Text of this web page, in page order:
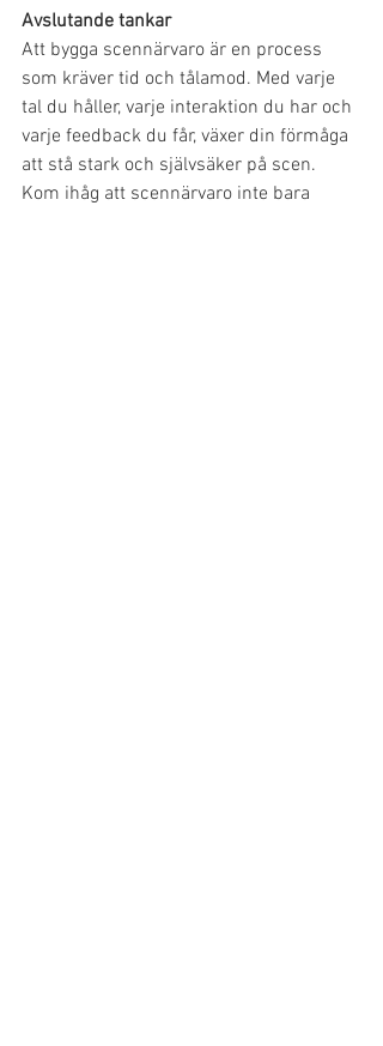
Avslutande tankar
Att bygga scennärvaro är en process
som kräver tid och tålamod. Med varje
tal du håller, varje interaktion du har och
varje feedback du får, växer din förmåga
att stå stark och självsäker på scen.
Kom ihåg att scennärvaro inte bara